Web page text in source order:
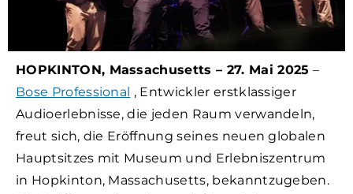
HOPKINTON, Massachusetts – 27. Mai 2025 –
Bose Professional , Entwickler erstklassiger
Audioerlebnisse, die jeden Raum verwandeln,
freut sich, die Eröffnung seines neuen globalen
Hauptsitzes mit Museum und Erlebniszentrum
in Hopkinton, Massachusetts, bekanntzugeben.